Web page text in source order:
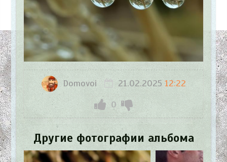
Domovoi 21.02.2025 12:22
0
Другие фотографии альбома